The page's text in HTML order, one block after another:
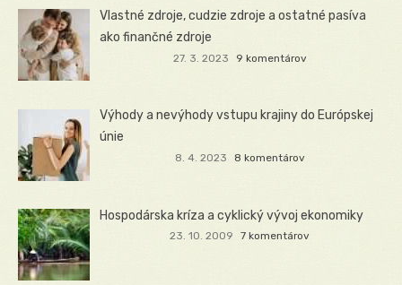
Vlastné zdroje, cudzie zdroje a ostatné pasíva
ako finančné zdroje
27. 3. 2023 9 komentárov
Výhody a nevýhody vstupu krajiny do Európskej
únie
8. 4. 2023 8 komentárov
Hospodárska kríza a cyklický vývoj ekonomiky
23. 10. 2009 7 komentárov